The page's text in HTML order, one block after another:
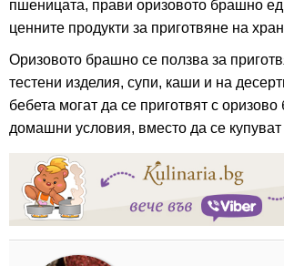
пшеницата, прави оризовото брашно
ценните продукти за приготвяне на
Оризовото брашно се ползва за
тестени изделия, супи, каши и на
бебета могат да се приготвят с
домашни условия, вместо да се купуват